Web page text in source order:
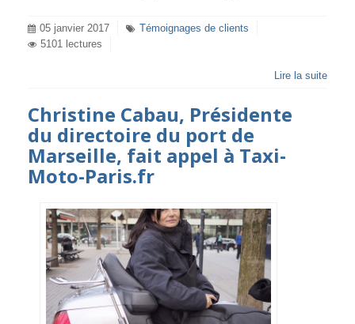
05 janvier 2017
Témoignages de clients
5101 lectures
Lire la suite
Christine Cabau, Présidente
du directoire du port de
Marseille, fait appel à Taxi-
Moto-Paris.fr